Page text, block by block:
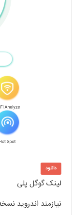
دانلود
لینک گوگل پلی
نیازمند اندروید نسخه ۴.۱ یا جدید